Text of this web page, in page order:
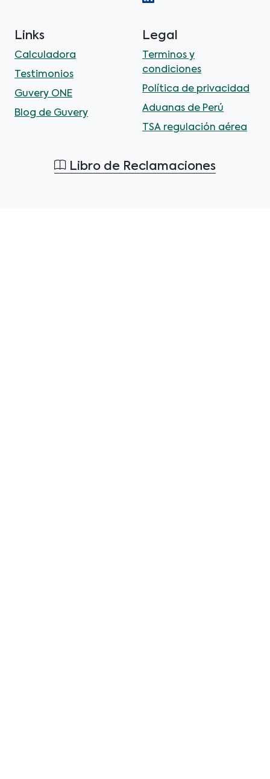
Links
Calculadora
Testimonios
Guvery ONE
Blog de Guvery
Legal
Terminos y
condiciones
Política de privacidad
Aduanas de Perú
TSA regulación aérea
Libro de Reclamaciones